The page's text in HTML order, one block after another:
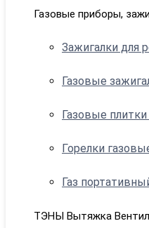
Газовые приборы,
Зажигалки для
Газовые
Газовые
Горелки
Газ
ТЭНЫ Вытяжка